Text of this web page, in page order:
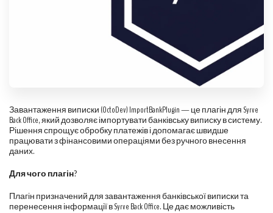
Завантаження виписки (OctoDev) ImportBankPlugin — це плагін для Syrve
Back Office, який дозволяє імпортувати банківську виписку в систему.
Рішення спрощує обробку платежів і допомагає швидше
працювати з фінансовими операціями без ручного внесення
даних.
Для чого плагін?
Плагін призначений для завантаження банківської виписки та
перенесення інформації в Syrve Back Office. Це дає можливість